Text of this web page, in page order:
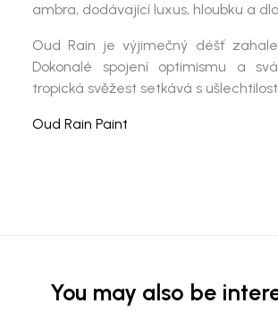
ambra, dodávající luxus, hloubku a
Oud Rain je výjimečný déšť
Dokonalé spojení optimismu a
tropická svěžest setkává s
Oud Rain Paint
You may also be